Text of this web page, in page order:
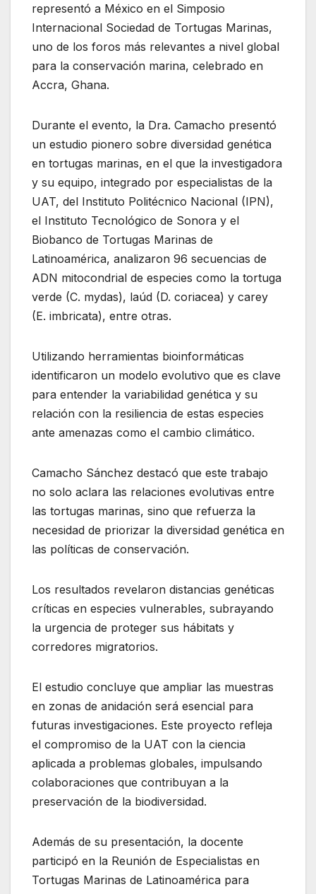
representó a México en el Simposio
Internacional Sociedad de Tortugas Marinas,
uno de los foros más relevantes a nivel global
para la conservación marina, celebrado en
Accra, Ghana.
Durante el evento, la Dra. Camacho presentó
un estudio pionero sobre diversidad genética
en tortugas marinas, en el que la investigadora
y su equipo, integrado por especialistas de la
UAT, del Instituto Politécnico Nacional (IPN),
el Instituto Tecnológico de Sonora y el
Biobanco de Tortugas Marinas de
Latinoamérica, analizaron 96 secuencias de
ADN mitocondrial de especies como la tortuga
verde (C. mydas), laúd (D. coriacea) y carey
(E. imbricata), entre otras.
Utilizando herramientas bioinformáticas
identificaron un modelo evolutivo que es clave
para entender la variabilidad genética y su
relación con la resiliencia de estas especies
ante amenazas como el cambio climático.
Camacho Sánchez destacó que este trabajo
no solo aclara las relaciones evolutivas entre
las tortugas marinas, sino que refuerza la
necesidad de priorizar la diversidad genética en
las políticas de conservación.
Los resultados revelaron distancias genéticas
críticas en especies vulnerables, subrayando
la urgencia de proteger sus hábitats y
corredores migratorios.
El estudio concluye que ampliar las muestras
en zonas de anidación será esencial para
futuras investigaciones. Este proyecto refleja
el compromiso de la UAT con la ciencia
aplicada a problemas globales, impulsando
colaboraciones que contribuyan a la
preservación de la biodiversidad.
Además de su presentación, la docente
participó en la Reunión de Especialistas en
Tortugas Marinas de Latinoamérica para